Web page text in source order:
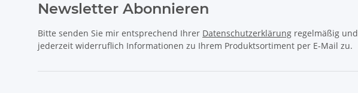
Newsletter Abonnieren
Bitte senden Sie mir entsprechend Ihrer Datenschutzerklärung regelmäßig und
jederzeit widerruflich Informationen zu Ihrem Produktsortiment per E-Mail zu.